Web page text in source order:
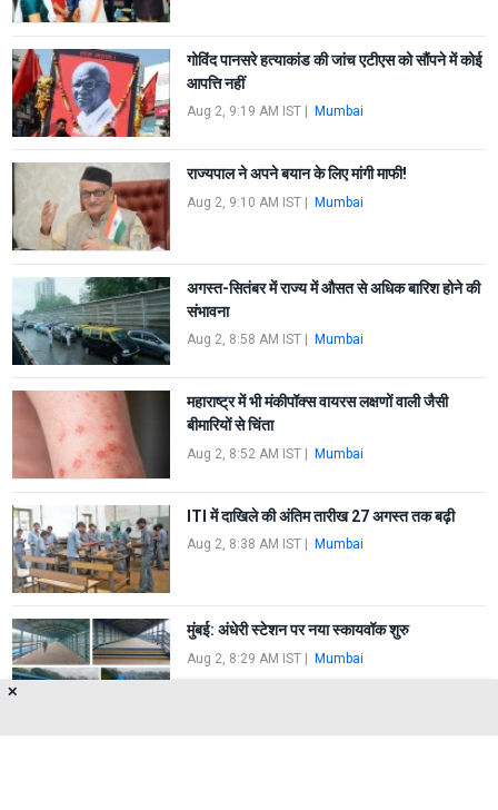
गोविंद पानसरे हत्याकांड की जांच एटीएस को सौंपने में कोई
आपत्ति नहीं
Aug 2, 9:19 AM IST| Mumbai
राज्यपाल ने अपने बयान के लिए मांगी माफी!
Aug 2, 9:10 AM IST| Mumbai
अगस्त-सितंबर में राज्य में औसत से अधिक बारिश होने की
संभावना
Aug 2, 8:58 AM IST| Mumbai
महाराष्ट्र में भी मंकीपॉक्स वायरस लक्षणों वाली जैसी
बीमारियों से चिंता
Aug 2, 8:52 AM IST| Mumbai
ITI में दाखिले की अंतिम तारीख 27 अगस्त तक बढ़ी
Aug 2, 8:38 AM IST| Mumbai
मुंबई: अंधेरी स्टेशन पर नया स्कायवॉक शुरु
Aug 2, 8:29 AM IST| Mumbai
✕